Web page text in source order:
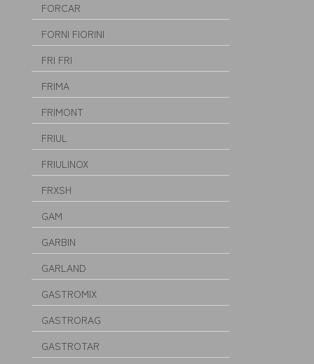
FORCAR
FORNI FIORINI
FRI FRI
FRIMA
FRIMONT
FRIUL
FRIULINOX
FRXSH
GAM
GARBIN
GARLAND
GASTROMIX
GASTRORAG
GASTROTAR